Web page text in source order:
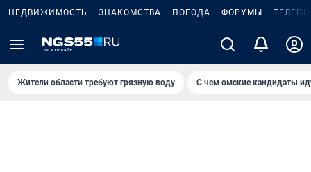
НЕДВИЖИМОСТЬ ЗНАКОМСТВА ПОГОДА ФОРУМЫ
Жители области требуют грязную воду С чем омские кандидаты